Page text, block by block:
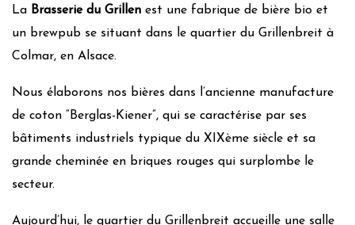
La Brasserie du Grillen est une fabrique de bière bio et
un brewpub se situant dans le quartier du Grillenbreit à
Colmar, en Alsace.
Nous élaborons nos bières dans l’ancienne manufacture
de coton “Berglas-Kiener”, qui se caractérise par ses
bâtiments industriels typique du XIXème siècle et sa
grande cheminée en briques rouges qui surplombe le
secteur.
Aujourd’hui, le quartier du Grillenbreit accueille une salle